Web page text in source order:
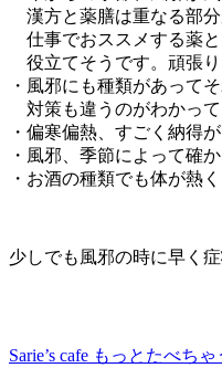
漢方と薬膳は重なる部分
仕事でおススメする薬と
役立てそうです。頑張り
・風邪にも種類があって
対策も違うのがわかって
・偏寒偏熱、すごく納得
・風邪、季節によって確
・お酒の種類でも体が熱
少しでも風邪の時に早く
Sarie’s cafe もっとたべち